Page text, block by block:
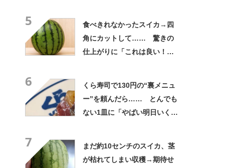
5
食べきれなかったスイカ→四
角にカットして…… 驚きの
仕上がりに「これは良い！」
6
くら寿司で130円の“裏メニュ
ー”を頼んだら…… とんでも
ない1皿に「やばい明日いく」
7
まだ約10センチのスイカ、茎
が枯れてしまい収穫→期待せ